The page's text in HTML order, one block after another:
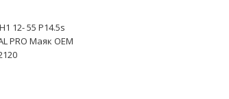
12- 55 P14.5s
PRO Маяк OEM